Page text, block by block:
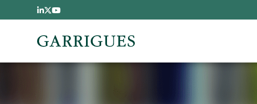
Passar para o conteúdo principal